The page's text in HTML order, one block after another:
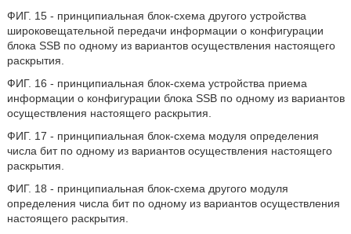
ФИГ. 15 - принципиальная блок-схема другого устройства
широковещательной передачи информации о конфигурации
блока SSB по одному из вариантов осуществления настоящего
раскрытия.
ФИГ. 16 - принципиальная блок-схема устройства приема
информации о конфигурации блока SSB по одному из вариантов
осуществления настоящего раскрытия.
ФИГ. 17 - принципиальная блок-схема модуля определения
числа бит по одному из вариантов осуществления настоящего
раскрытия.
ФИГ. 18 - принципиальная блок-схема другого модуля
определения числа бит по одному из вариантов осуществления
настоящего раскрытия.